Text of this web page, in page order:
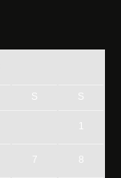
S S
1
7 8